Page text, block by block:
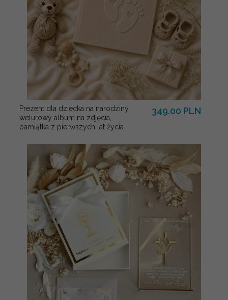
Prezent dla dziecka na narodziny
welurowy album na zdjęcia,
pamiątka z pierwszych lat życia
349.00 PLN